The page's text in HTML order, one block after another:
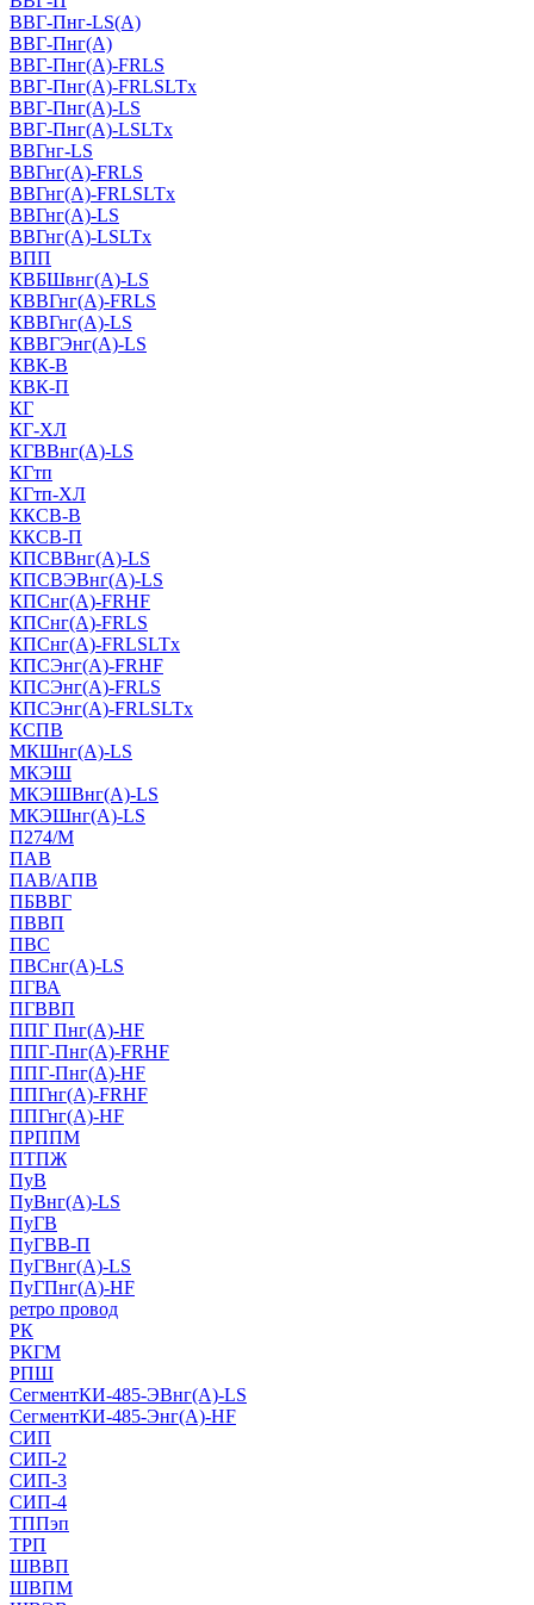
ВВГ-Пнг-LS(А)
ВВГ-Пнг(А)
ВВГ-Пнг(А)-FRLS
ВВГ-Пнг(А)-FRLSLTx
ВВГ-Пнг(А)-LS
ВВГ-Пнг(А)-LSLTx
ВВГнг-LS
ВВГнг(А)-FRLS
ВВГнг(А)-FRLSLTx
ВВГнг(А)-LS
ВВГнг(А)-LSLTx
ВПП
КВБШвнг(А)-LS
КВВГнг(А)-FRLS
КВВГнг(А)-LS
КВВГЭнг(А)-LS
КВК-В
КВК-П
КГ
КГ-ХЛ
КГВВнг(А)-LS
КГтп
КГтп-ХЛ
ККСВ-В
ККСВ-П
КПСВВнг(А)-LS
КПСВЭВнг(А)-LS
КПСнг(А)-FRHF
КПСнг(А)-FRLS
КПСнг(А)-FRLSLTx
КПСЭнг(А)-FRHF
КПСЭнг(А)-FRLS
КПСЭнг(А)-FRLSLTx
КСПВ
МКШнг(А)-LS
МКЭШ
МКЭШВнг(А)-LS
МКЭШнг(А)-LS
П274/М
ПАВ
ПАВ/АПВ
ПБВВГ
ПВВП
ПВС
ПВСнг(А)-LS
ПГВА
ПГВВП
ППГ Пнг(А)-HF
ППГ-Пнг(А)-FRHF
ППГ-Пнг(А)-HF
ППГнг(А)-FRHF
ППГнг(А)-HF
ПРППМ
ПТПЖ
ПуВ
ПуВнг(А)-LS
ПуГВ
ПуГВВ-П
ПуГВнг(А)-LS
ПуГПнг(А)-HF
ретро провод
РК
РКГМ
РПШ
СегментКИ-485-ЭВнг(А)-LS
СегментКИ-485-Энг(А)-HF
СИП
СИП-2
СИП-3
СИП-4
ТППэп
ТРП
ШВВП
ШВПМ